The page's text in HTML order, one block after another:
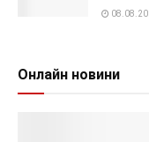
Онлайн новини